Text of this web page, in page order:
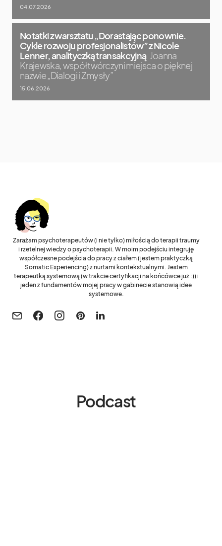
04.07.2026
Notatki z warsztatu „Dorastając ponownie.
Cykle rozwoju profesjonalistów” z Nicole
Lenner, analityczką transakcyjną Joanna
Krajewska, współtwórczyni miejsca o pięknej
nazwie „Dialogi i Zmysły”
15.06.2026
Zarażam psychoterapeutów (i nie tylko) miłością do terapii traumy
i rzetelnej wiedzy o psychoterapii. W moim podejściu integruję
współczesne podejścia do pracy z ciałem (jestem praktyczką
Somatic Experiencing) z nurtami kontekstualnymi. Jestem
terapeutką systemową (w trakcie certyfikacji na końcówce już :)) i
jeden z fundamentów mojej pracy w gabinecie stanowią idee
systemowe.
Podcast